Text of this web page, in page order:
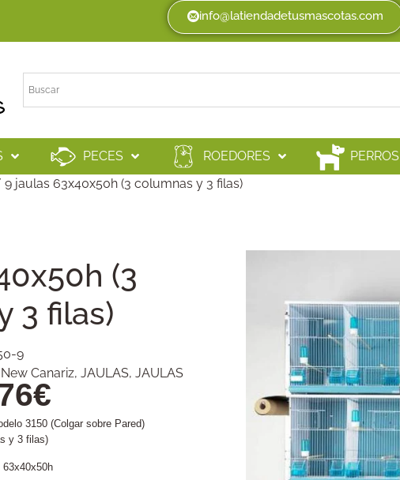
info@latiendadetusmascotas.com
PECES ROEDORES PERROS
jaulas 63x40x50h (3 columnas y 3 filas)
(3
3 filas)
9
Canariz, JAULAS, JAULAS
€
3150 (Colgar sobre Pared)
y 3 filas)
63x40x50h